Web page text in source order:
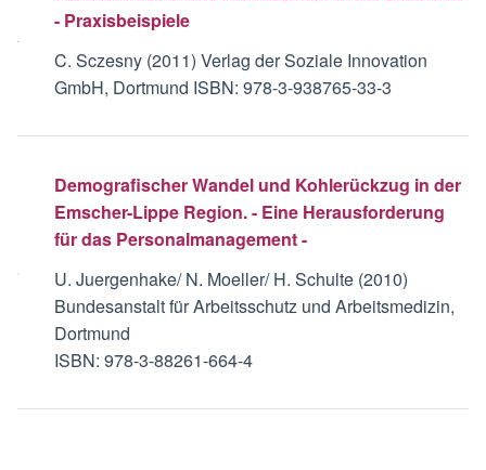
- Praxisbeispiele
C. Sczesny (2011) Verlag der Soziale Innovation
GmbH, Dortmund ISBN: 978-3-938765-33-3
Demografischer Wandel und Kohlerückzug in der
Emscher-Lippe Region. - Eine Herausforderung
für das Personalmanagement -
U. Juergenhake/ N. Moeller/ H. Schulte (2010)
Bundesanstalt für Arbeitsschutz und Arbeitsmedizin,
Dortmund
ISBN: 978-3-88261-664-4